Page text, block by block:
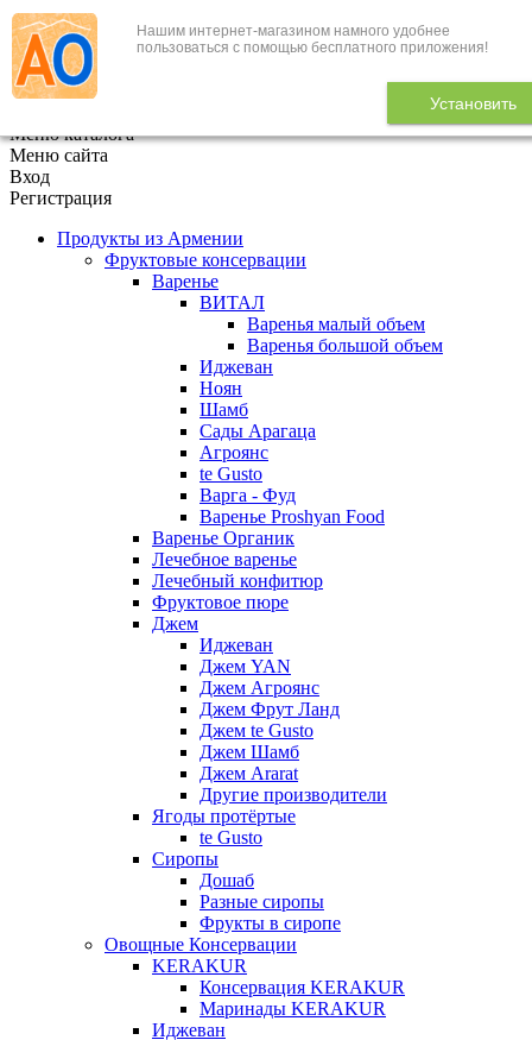
Нашим интернет-магазином намного удобнее
пользоваться с помощью бесплатного приложения!
Установить
+7 (495) 646-888-1
В корзине 0
Меню каталога
Меню сайта
Вход
Регистрация
Продукты из Армении
Фруктовые консервации
Варенье
ВИТАЛ
Варенья малый объем
Варенья большой объем
Иджеван
Ноян
Шамб
Сады Арагаца
Агроянс
te Gusto
Варга - Фуд
Варенье Proshyan Food
Варенье Органик
Лечебное варенье
Лечебный конфитюр
Фруктовое пюре
Джем
Иджеван
Джем YAN
Джем Агроянс
Джем Фрут Ланд
Джем te Gusto
Джем Шамб
Джем Ararat
Другие производители
Ягоды протёртые
te Gusto
Сиропы
Дошаб
Разные сиропы
Фрукты в сиропе
Овощные Консервации
KERAKUR
Консервация KERAKUR
Маринады KERAKUR
Иджеван